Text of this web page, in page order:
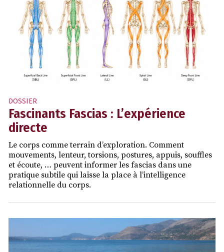
DOSSIER
Fascinants Fascias : L’expérience
directe
Le corps comme terrain d’exploration. Comment
mouvements, lenteur, torsions, postures, appuis, souffles
et écoute, … peuvent informer les fascias dans une
pratique subtile qui laisse la place à l’intelligence
relationnelle du corps.